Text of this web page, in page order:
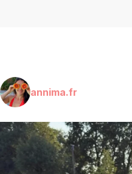
annima.fr